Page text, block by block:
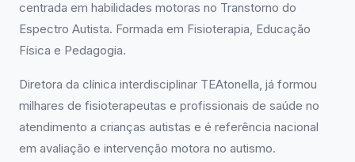
centrada em habilidades motoras no Transtorno do
Espectro Autista. Formada em Fisioterapia, Educação
Física e Pedagogia.
Diretora da clínica interdisciplinar TEAtonella, já formou
milhares de fisioterapeutas e profissionais de saúde no
atendimento a crianças autistas e é referência nacional
em avaliação e intervenção motora no autismo.